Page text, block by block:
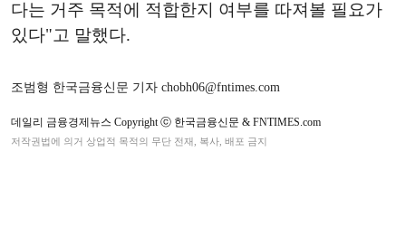
다는 거주 목적에 적합한지 여부를 따져볼 필요가
있다"고 말했다.
조범형 한국금융신문 기자 chobh06@fntimes.com
데일리 금융경제뉴스 Copyright ⓒ 한국금융신문 & FNTIMES.com
저작권법에 의거 상업적 목적의 무단 전재, 복사, 배포 금지